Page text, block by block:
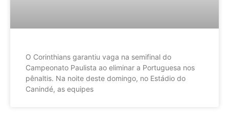
O Corinthians garantiu vaga na semifinal do
Campeonato Paulista ao eliminar a Portuguesa nos
pênaltis. Na noite deste domingo, no Estádio do
Canindé, as equipes